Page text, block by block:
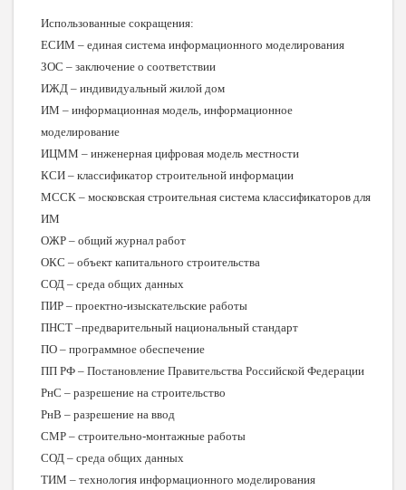
Использованные сокращения:
ЕСИМ – единая система информационного моделирования
ЗОС – заключение о соответствии
ИЖД – индивидуальный жилой дом
ИМ – информационная модель, информационное
моделирование
ИЦММ – инженерная цифровая модель местности
КСИ – классификатор строительной информации
МССК – московская строительная система классификаторов для
ИМ
ОЖР – общий журнал работ
ОКС – объект капитального строительства
СОД – среда общих данных
ПИР – проектно-изыскательские работы
ПНСТ –предварительный национальный стандарт
ПО – программное обеспечение
ПП РФ – Постановление Правительства Российской Федерации
РнС – разрешение на строительство
РнВ – разрешение на ввод
СМР – строительно-монтажные работы
СОД – среда общих данных
ТИМ – технология информационного моделирования